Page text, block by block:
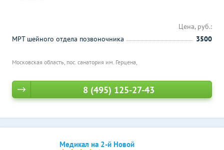
Московская область, пос. санатория им. Герцена,
Цена, руб.:
МРТ шейного отдела позвоночника
3500
8 (495) 125-27-43
Медикал на 2-й Новой